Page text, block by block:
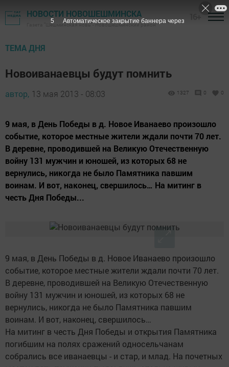
НОВОСТИ НОВОШЕШМИНСКА
Газета "Шешминская новь" - Новошешминский район
ТЕМА ДНЯ
Новоиванаевцы будут помнить
автор, 13 мая 2013 - 08:03 1327 0 0
9 мая, в День Победы в д. Новое Иванаево произошло
событие, которое местные жители ждали почти 70 лет.
В деревне, проводившей на Великую Отечественную
войну 131 мужчин и юношей, из которых 68 не
вернулись, никогда не было Памятника павшим
воинам. И вот, наконец, свершилось… На митинг в
честь Дня Победы...
9 мая, в День Победы в д. Новое Иванаево произошло
событие, которое местные жители ждали почти 70 лет.
В деревне, проводившей на Великую Отечественную
войну 131 мужчин и юношей, из которых 68 не
вернулись, никогда не было Памятника павшим
воинам. И вот, наконец, свершилось…
На митинг в честь Дня Победы и открытия Памятника
погибшим на полях сражений односельчанам
собрались все иванаевцы - и стар, и млад. На почетных
4 Автоматическое закрытие баннера через